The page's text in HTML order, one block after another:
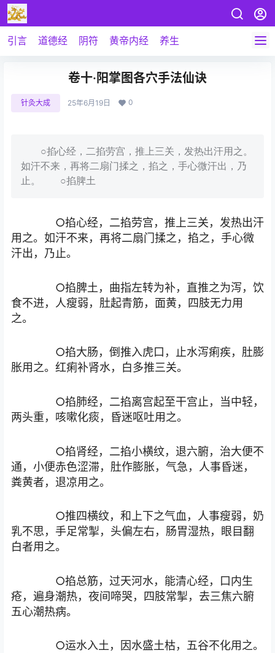
引言 道德经 阴符 黄帝内经 养生
卷十·阳掌图各穴手法仙诀
针灸大成 25年6月19日 0
○掐心经，二掐劳宫，推上三关，发热出汗用之。
如汗不来，再将二扇门揉之，掐之，手心微汗出，乃
止。 ○掐脾土
○掐心经，二掐劳宫，推上三关，发热出汗
用之。如汗不来，再将二扇门揉之，掐之，手心微
汗出，乃止。
○掐脾土，曲指左转为补，直推之为泻，饮
食不进，人瘦弱，肚起青筋，面黄，四肢无力用
之。
○掐大肠，倒推入虎口，止水泻痢疾，肚膨
胀用之。红痢补肾水，白多推三关。
○掐肺经，二掐离宫起至干宫止，当中轻，
两头重，咳嗽化痰，昏迷呕吐用之。
○掐肾经，二掐小横纹，退六腑，治大便不
通，小便赤色涩滞，肚作膨胀，气急，人事昏迷，
粪黄者，退凉用之。
○推四横纹，和上下之气血，人事瘦弱，奶
乳不思，手足常掣，头偏左右，肠胃湿热，眼目翻
白者用之。
○掐总筋，过天河水，能清心经，口内生
疮，遍身潮热，夜间啼哭，四肢常掣，去三焦六腑
五心潮热病。
○运水入土，因水盛土枯，五谷不化用之。